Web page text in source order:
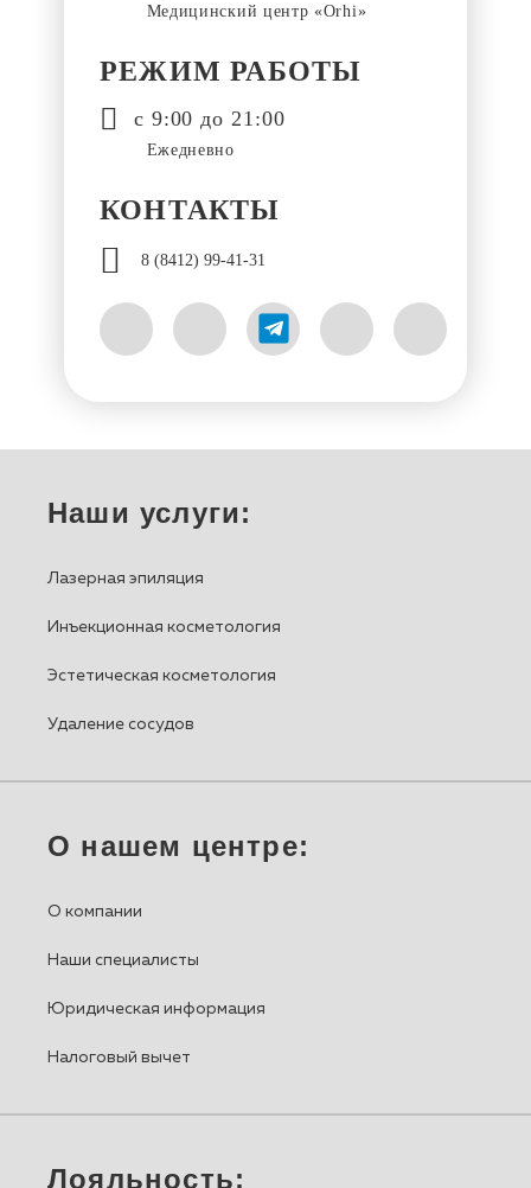
Медицинский центр «Orhi»
РЕЖИМ РАБОТЫ
с 9:00 до 21:00
Ежедневно
КОНТАКТЫ
8 (8412) 99-41-31
Наши услуги:
Лазерная эпиляция
Инъекционная косметология
Эстетическая косметология
Удаление сосудов
О нашем центре:
О компании
Наши специалисты
Юридическая информация
Налоговый вычет
Лояльность: